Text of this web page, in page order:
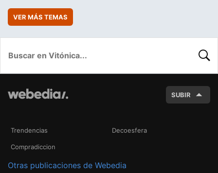
VER MÁS TEMAS
SUBIR
Trendencias Decoesfera
Compradiccion
Otras publicaciones de Webedia